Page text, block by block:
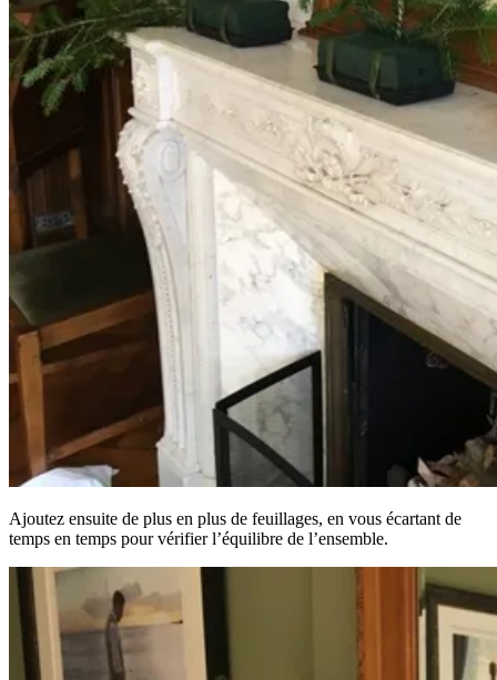
Ajoutez ensuite de plus en plus de feuillages, en vous écartant de
temps en temps pour vérifier l’équilibre de l’ensemble.